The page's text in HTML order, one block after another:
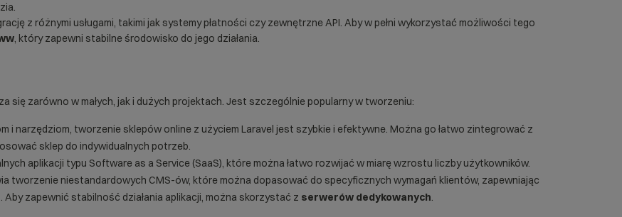
z różnymi usługami, takimi jak systemy płatności czy zewnętrzne API. Aby w pełni wykorzystać możliwości tego
, który zapewni stabilne środowisko do jego działania.
się zarówno w małych, jak i dużych projektach. Jest szczególnie popularny w tworzeniu:
i narzędziom, tworzenie sklepów online z użyciem Laravel jest szybkie i efektywne. Można go łatwo zintegrować z
sklep do indywidualnych potrzeb.
aplikacji typu Software as a Service (SaaS), które można łatwo rozwijać w miarę wzrostu liczby użytkowników.
tworzenie niestandardowych CMS-ów, które można dopasować do specyficznych wymagań klientów, zapewniając
zapewnić stabilność działania aplikacji, można skorzystać z serwerów dedykowanych.